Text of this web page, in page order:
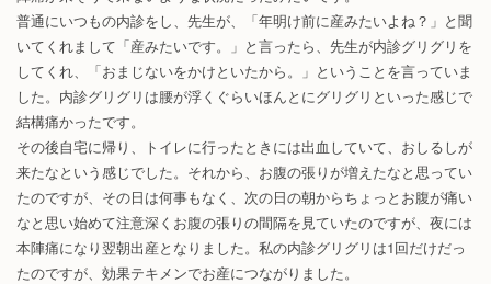
普通にいつもの内診をし、先生が、「年明け前に産みたいよね？」と聞
いてくれまして「産みたいです。」と言ったら、先生が内診グリグリを
してくれ、「おまじないをかけといたから。」ということを言っていま
した。内診グリグリは腰が浮くぐらいほんとにグリグリといった感じで
結構痛かったです。
その後自宅に帰り、トイレに行ったときには出血していて、おしるしが
来たなという感じでした。それから、お腹の張りが増えたなと思ってい
たのですが、その日は何事もなく、次の日の朝からちょっとお腹が痛い
なと思い始めて注意深くお腹の張りの間隔を見ていたのですが、夜には
本陣痛になり翌朝出産となりました。私の内診グリグリは1回だけだっ
たのですが、効果テキメンでお産につながりました。